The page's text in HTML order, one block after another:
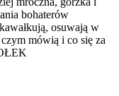
bohaterów
osuwają w
mówią i co się za